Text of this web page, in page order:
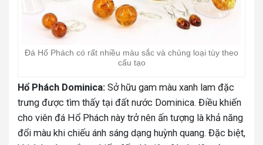
Đá Hổ Phách có rất nhiều màu sắc và chủng loại tùy theo
cấu tạo
Hổ Phách Dominica: Sở hữu gam màu xanh lam đặc
trưng được tìm thấy tại đất nước Dominica. Điều khiến
cho viên đá Hổ Phách này trở nên ấn tượng là khả năng
đổi màu khi chiếu ánh sáng dạng huỳnh quang. Đặc biệt,